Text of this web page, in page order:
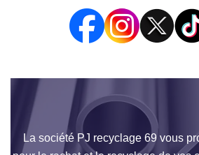
La société PJ recyclage 69 vous